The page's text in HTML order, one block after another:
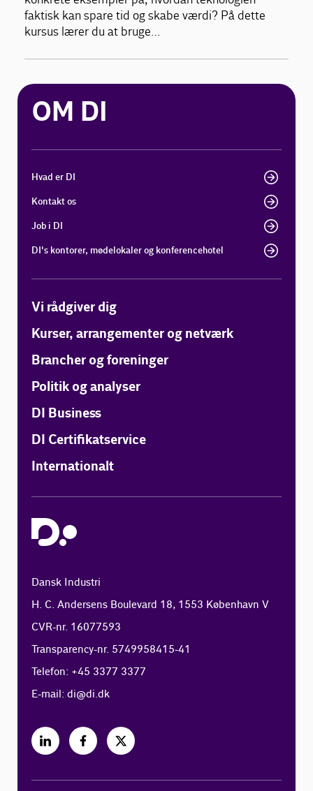
faktisk kan spare tid og skabe værdi? På dette
kursus lærer du at bruge…
OM DI
Hvad er DI
Kontakt os
Job i DI
DI's kontorer, mødelokaler og konferencehotel
Vi rådgiver dig
Kurser, arrangementer og netværk
Brancher og foreninger
Politik og analyser
DI Business
DI Certifikatservice
Internationalt
Dansk Industri
H. C. Andersens Boulevard 18, 1553 København V
CVR-nr. 16077593
Transparency-nr. 5749958415-41
Telefon: +45 3377 3377
E-mail:di@di.dk